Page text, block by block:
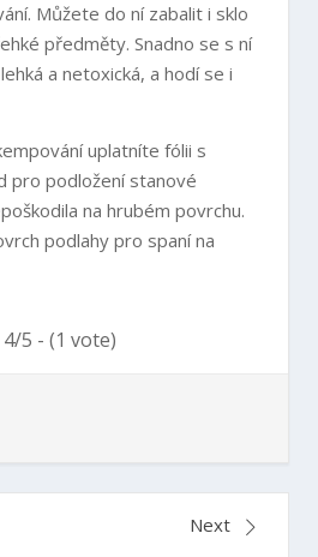
Můžete do ní zabalit i sklo
předměty. Snadno se s ní
a netoxická, a hodí se i
uplatníte fólii s
pro podložení stanové
na hrubém povrchu.
podlahy pro spaní na
4/5 - (1 vote)
Next